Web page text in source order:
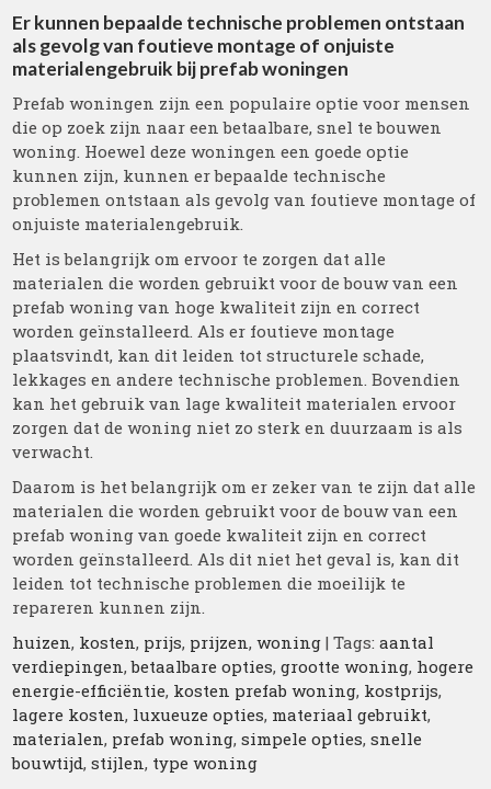
Er kunnen bepaalde technische problemen ontstaan
als gevolg van foutieve montage of onjuiste
materialengebruik bij prefab woningen
Prefab woningen zijn een populaire optie voor mensen
die op zoek zijn naar een betaalbare, snel te bouwen
woning. Hoewel deze woningen een goede optie
kunnen zijn, kunnen er bepaalde technische
problemen ontstaan als gevolg van foutieve montage of
onjuiste materialengebruik.
Het is belangrijk om ervoor te zorgen dat alle
materialen die worden gebruikt voor de bouw van een
prefab woning van hoge kwaliteit zijn en correct
worden geïnstalleerd. Als er foutieve montage
plaatsvindt, kan dit leiden tot structurele schade,
lekkages en andere technische problemen. Bovendien
kan het gebruik van lage kwaliteit materialen ervoor
zorgen dat de woning niet zo sterk en duurzaam is als
verwacht.
Daarom is het belangrijk om er zeker van te zijn dat alle
materialen die worden gebruikt voor de bouw van een
prefab woning van goede kwaliteit zijn en correct
worden geïnstalleerd. Als dit niet het geval is, kan dit
leiden tot technische problemen die moeilijk te
repareren kunnen zijn.
huizen, kosten, prijs, prijzen,woning | Tags:aantal
verdiepingen,betaalbare opties,grootte woning, hogere
energie-efficiëntie, kosten prefab woning, kostprijs,
lagere kosten, luxueuze opties, materiaal gebruikt,
materialen, prefab woning,simpele opties,snelle
bouwtijd,stijlen, type woning